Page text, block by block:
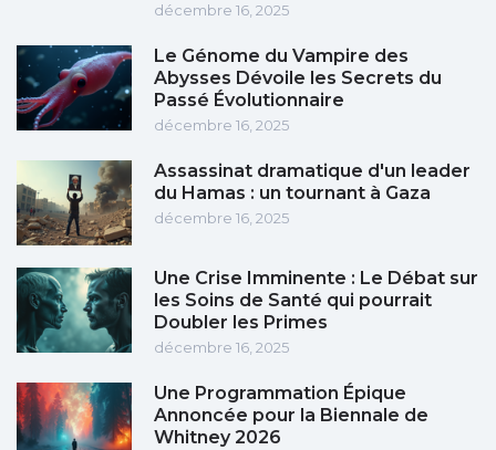
décembre 16, 2025
Le Génome du Vampire des
Abysses Dévoile les Secrets du
Passé Évolutionnaire
décembre 16, 2025
Assassinat dramatique d'un leader
du Hamas : un tournant à Gaza
décembre 16, 2025
Une Crise Imminente : Le Débat sur
les Soins de Santé qui pourrait
Doubler les Primes
décembre 16, 2025
Une Programmation Épique
Annoncée pour la Biennale de
Whitney 2026